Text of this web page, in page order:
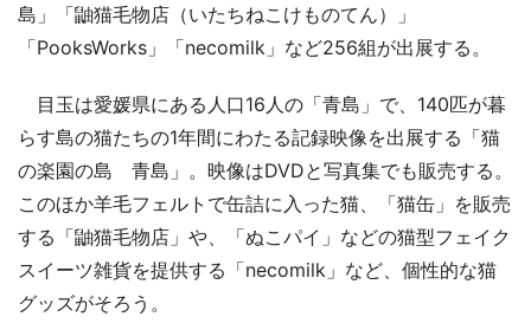
島」「鼬猫毛物店（いたちねこけものてん）」
「PooksWorks」「necomilk」など256組が出展する。
目玉は愛媛県にある人口16人の「青島」で、140匹が暮
らす島の猫たちの1年間にわたる記録映像を出展する「猫
の楽園の島 青島」。映像はDVDと写真集でも販売する。
このほか羊毛フェルトで缶詰に入った猫、「猫缶」を販売
する「鼬猫毛物店」や、「ぬこパイ」などの猫型フェイク
スイーツ雑貨を提供する「necomilk」など、個性的な猫
グッズがそろう。